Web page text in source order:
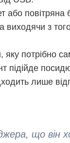
або
виходячи з
яку потрібно
підійде
лише
що він